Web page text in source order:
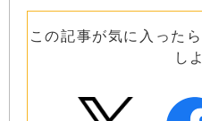
この記事が気に入った
し